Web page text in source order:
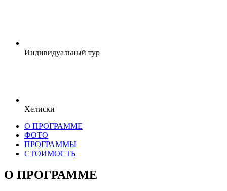
Индивидуальный тур
Хелиски
О ПРОГРАММЕ
ФОТО
ПРОГРАММЫ
СТОИМОСТЬ
О ПРОГРАММЕ